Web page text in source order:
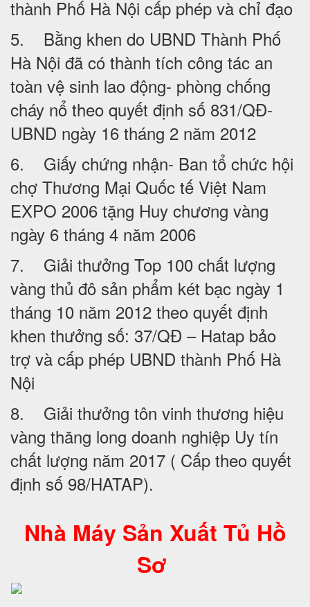
thành Phố Hà Nội cấp phép và chỉ đạo
5. Bằng khen do UBND Thành Phố
Hà Nội đã có thành tích công tác an
toàn vệ sinh lao động- phòng chống
cháy nổ theo quyết định số 831/QĐ-
UBND ngày 16 tháng 2 năm 2012
6. Giấy chứng nhận- Ban tổ chức hội
chợ Thương Mại Quốc tế Việt Nam
EXPO 2006 tặng Huy chương vàng
ngày 6 tháng 4 năm 2006
7. Giải thưởng Top 100 chất lượng
vàng thủ đô sản phẩm két bạc ngày 1
tháng 10 năm 2012 theo quyết định
khen thưởng số: 37/QĐ – Hatap bảo
trợ và cấp phép UBND thành Phố Hà
Nội
8. Giải thưởng tôn vinh thương hiệu
vàng thăng long doanh nghiệp Uy tín
chất lượng năm 2017 ( Cấp theo quyết
định số 98/HATAP).
Nhà Máy Sản Xuất Tủ Hồ
Sơ